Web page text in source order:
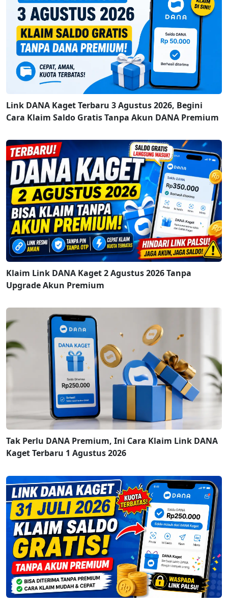
Link DANA Kaget Terbaru 3 Agustus 2026, Begini
Cara Klaim Saldo Gratis Tanpa Akun DANA Premium
Klaim Link DANA Kaget 2 Agustus 2026 Tanpa
Upgrade Akun Premium
Tak Perlu DANA Premium, Ini Cara Klaim Link DANA
Kaget Terbaru 1 Agustus 2026